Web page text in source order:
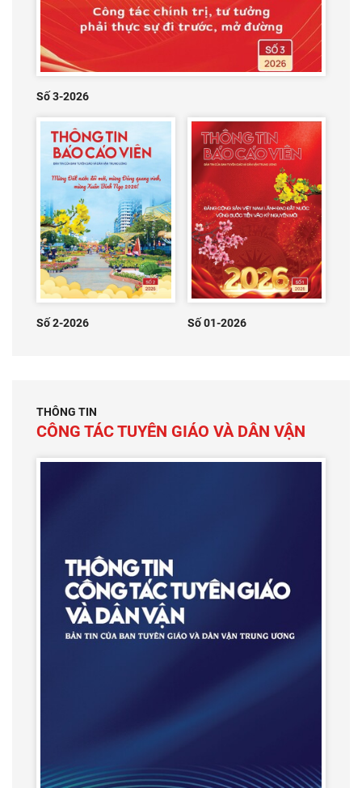
Số 3-2026
Số 2-2026 Số 01-2026
THÔNG TIN
CÔNG TÁC TUYÊN GIÁO VÀ DÂN VẬN